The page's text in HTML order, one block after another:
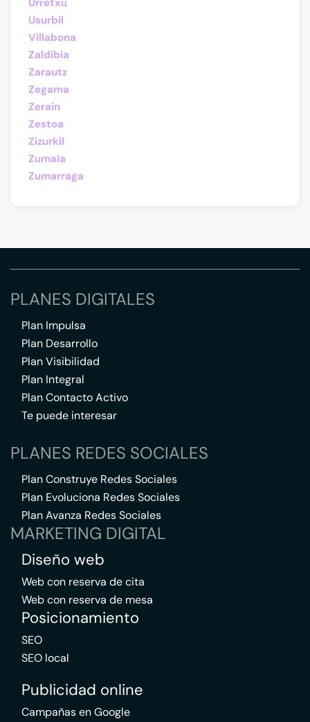
Urretxu
Usurbil
Villabona
Zaldibia
Zarautz
Zegama
Zerain
Zestoa
Zizurkil
Zumaia
Zumarraga
PLANES DIGITALES
Plan Impulsa
Plan Desarrollo
Plan Visibilidad
Plan Integral
Plan Contacto Activo
Te puede interesar
PLANES REDES SOCIALES
Plan Construye Redes Sociales
Plan Evoluciona Redes Sociales
Plan Avanza Redes Sociales
MARKETING DIGITAL
Diseño web
Web con reserva de cita
Web con reserva de mesa
Posicionamiento
SEO
SEO local
Publicidad online
Campañas en Google